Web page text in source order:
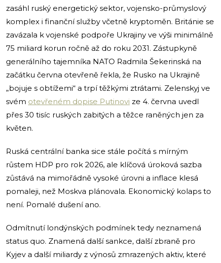
zasáhl ruský energetický sektor, vojensko-průmyslový
komplex i finanční služby včetně kryptoměn. Británie se
zavázala k vojenské podpoře Ukrajiny ve výši minimálně
75 miliard korun ročně až do roku 2031. Zástupkyně
generálního tajemníka NATO Radmila Šekerinská na
začátku června otevřeně řekla, že Rusko na Ukrajině
„bojuje s obtížemi“ a trpí těžkými ztrátami. Zelenskyj ve
svém otevřeném dopise Putinovi ze 4. června uvedl
přes 30 tisíc ruských zabitých a těžce raněných jen za
květen.
Ruská centrální banka sice stále počítá s mírným
růstem HDP pro rok 2026, ale klíčová úroková sazba
zůstává na mimořádně vysoké úrovni a inflace klesá
pomaleji, než Moskva plánovala. Ekonomický kolaps to
není. Pomalé dušení ano.
Odmítnutí londýnských podmínek tedy neznamená
status quo. Znamená další sankce, další zbraně pro
Kyjev a další miliardy z výnosů zmrazených aktiv, které